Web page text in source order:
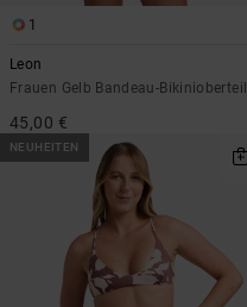
1
Leon
Frauen Gelb Bandeau-Bikinioberteil
45,00 €
NEUHEITEN